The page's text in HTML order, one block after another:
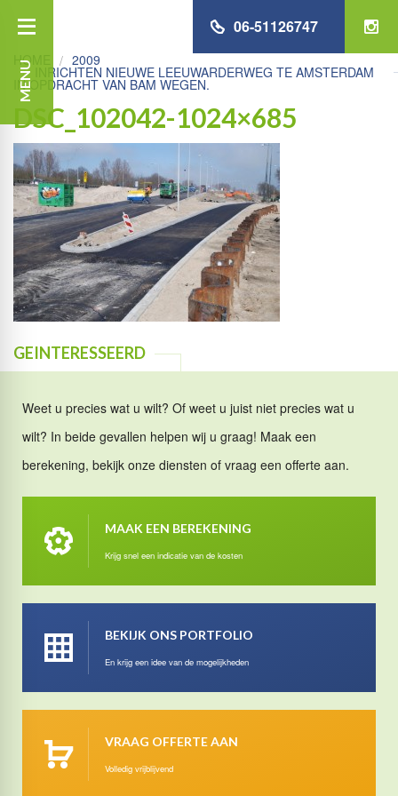
MENU
06-51126747
HOME 2009
INRICHTEN NIEUWE LEEUWARDERWEG TE AMSTERDAM
IN OPDRACHT VAN BAM WEGEN.
DSC_102042-1024×685
GEINTERESSEERD
Weet u precies wat u wilt? Of weet u juist niet precies wat u
wilt? In beide gevallen helpen wij u graag! Maak een
berekening, bekijk onze diensten of vraag een offerte aan.
MAAK EEN BEREKENING
Krijg snel een indicatie van de kosten
BEKIJK ONS PORTFOLIO
En krijg een idee van de mogelijkheden
VRAAG OFFERTE AAN
Volledig vrijblijvend